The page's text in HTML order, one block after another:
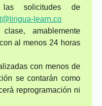
solicitudes de
learn.co
amablemente
al menos 24 horas
con menos de
se contarán como
reprogramación ni